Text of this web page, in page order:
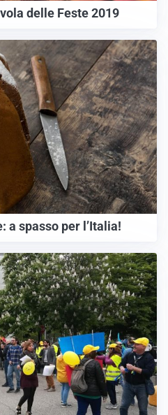
delle Feste 2019
a spasso per l’Italia!